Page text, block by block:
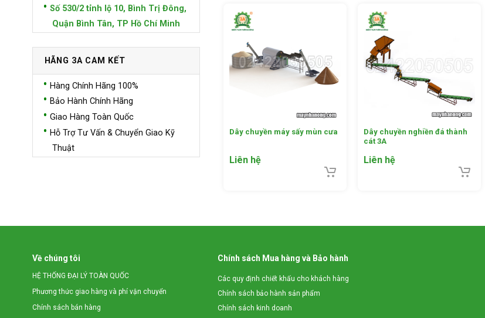
Số 530/2 tỉnh lộ 10, Bình Trị Đông,
Quận Bình Tân, TP Hồ Chí Minh
HÃNG 3A CAM KẾT
Hàng Chính Hãng 100%
Bảo Hành Chính Hãng
Giao Hàng Toàn Quốc
Hỗ Trợ Tư Vấn & Chuyển Giao Kỹ
Thuật
Dây chuyền máy sấy mùn cưa
Liên hệ
Dây chuyền nghiền đá thành
cát 3A
Liên hệ
Về chúng tôi
HỆ THỐNG ĐẠI LÝ TOÀN QUỐC
Phương thức giao hàng và phí vận chuyển
Chính sách bán hàng
Chính sách Mua hàng và Bảo hành
Các quy định chiết khấu cho khách hàng
Chính sách bảo hành sản phẩm
Chính sách kinh doanh